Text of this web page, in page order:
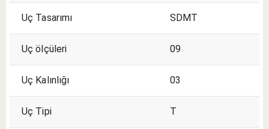
Uç Tasarımı SDMT
Uç ölçüleri 09
Uç Kalınlığı 03
Uç Tipi T